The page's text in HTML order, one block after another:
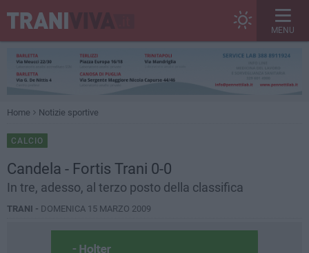
MENU
Home Notizie sportive
CALCIO
Candela - Fortis Trani 0-0
In tre, adesso, al terzo posto della classifica
TRANI - DOMENICA 15 MARZO 2009